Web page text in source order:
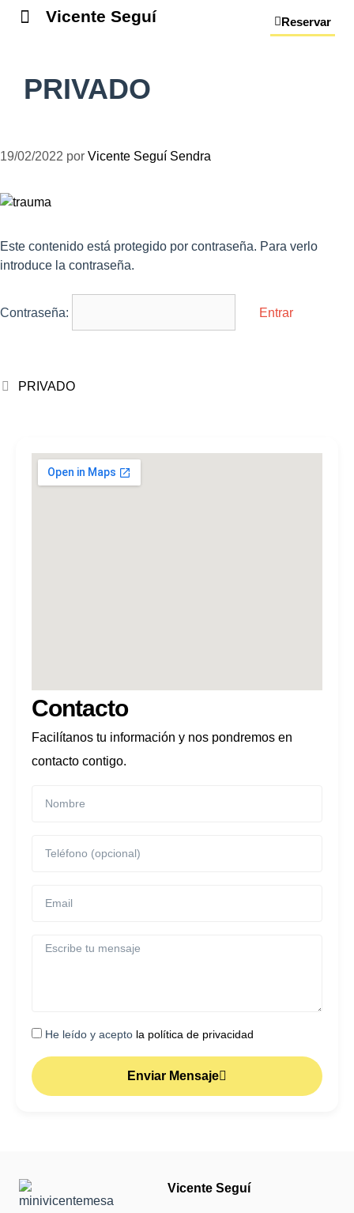
Vicente Seguí Reservar
PRIVADO
19/02/2022 por Vicente Seguí Sendra
Este contenido está protegido por contraseña. Para verlo
introduce la contraseña.
Contraseña:
PRIVADO
Contacto
Facilítanos tu información y nos pondremos en
contacto contigo.
He leído y acepto la política de privacidad
Enviar Mensaje
Vicente Seguí